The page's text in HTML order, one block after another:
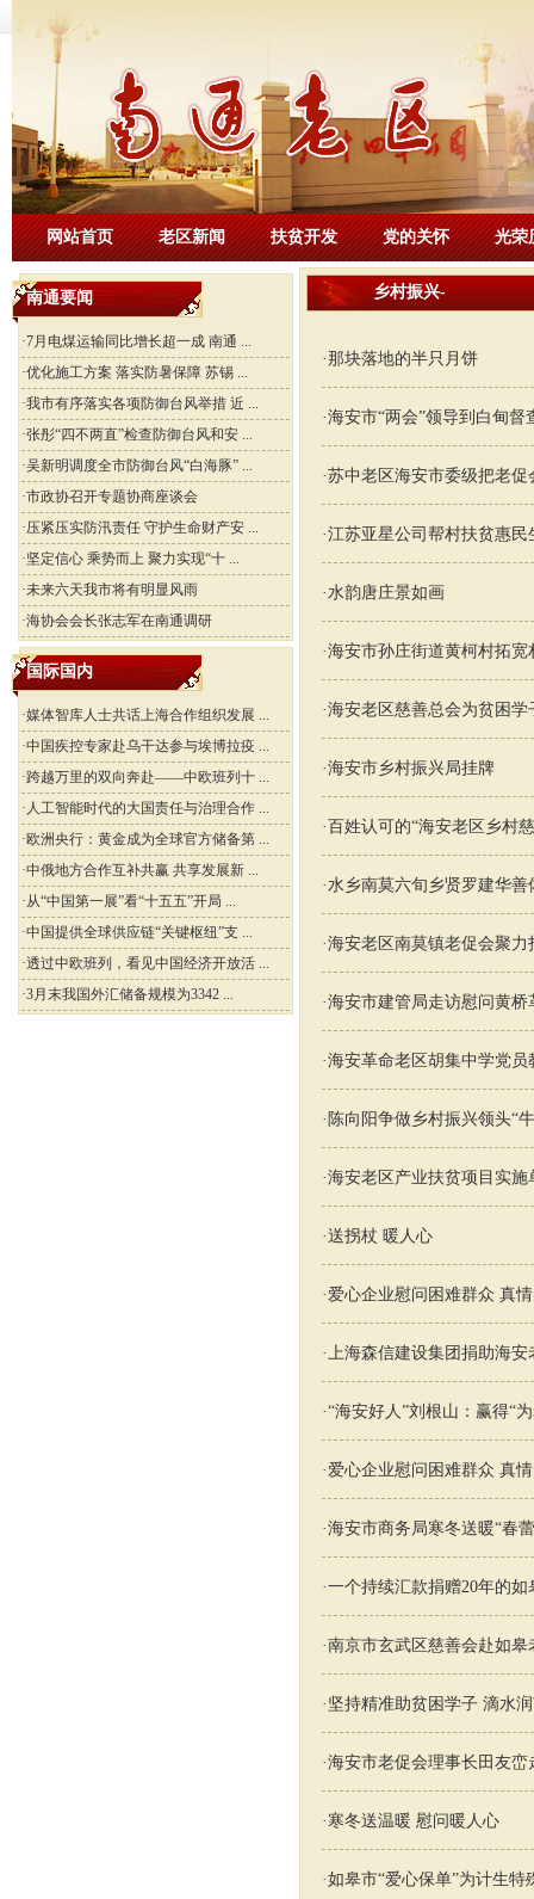
网站首页 老区新闻 扶贫开发 党的关怀 光荣
南通要闻
·7月电煤运输同比增长超一成 南通 ...
·优化施工方案 落实防暑保障 苏锡 ...
·我市有序落实各项防御台风举措 近 ...
·张彤“四不两直”检查防御台风和安 ...
·吴新明调度全市防御台风“白海豚” ...
·市政协召开专题协商座谈会
·压紧压实防汛责任 守护生命财产安 ...
·坚定信心 乘势而上 聚力实现“十 ...
·未来六天我市将有明显风雨
·海协会会长张志军在南通调研
国际国内
·媒体智库人士共话上海合作组织发展 ...
·中国疾控专家赴乌干达参与埃博拉疫 ...
·跨越万里的双向奔赴——中欧班列十 ...
· 人工智能时代的大国责任与治理合作 ...
·欧洲央行：黄金成为全球官方储备第 ...
·中俄地方合作互补共赢 共享发展新 ...
·从“中国第一展”看“十五五”开局 ...
·中国提供全球供应链“关键枢纽”支 ...
·透过中欧班列，看见中国经济开放活 ...
·3月末我国外汇储备规模为3342 ...
乡村振兴-
·那块落地的半只月饼
·海安市“两会”领导到白甸督
·苏中老区海安市委级把老
·江苏亚星公司帮村扶贫惠民
·水韵唐庄景如画
·海安市孙庄街道黄柯村拓宽
·海安老区慈善总会为贫困学
·海安市乡村振兴局挂牌
·百姓认可的“海安老区乡村
·水乡南莫六旬乡贤罗建华善
·海安老区南莫镇老促会聚力
·海安市建管局走访慰问黄
·海安革命老区胡集中学党
· 陈向阳争做乡村振兴领头“
·海安老区产业扶贫项目实施
·送拐杖 暖人心
·爱心企业慰问困难群众 真
·上海森信建设集团捐助海安
·“海安好人”刘根山：赢得“
·爱心企业慰问困难群众 真
·海安市商务局寒冬送暖“春
·一个持续汇款捐赠20年的如
·南京市玄武区慈善会赴如皋
· 坚持精准助贫困学子 滴水
·海安市老促会理事长田友
·寒冬送温暖 慰问暖人心
·如皋市“爱心保单”为计生特